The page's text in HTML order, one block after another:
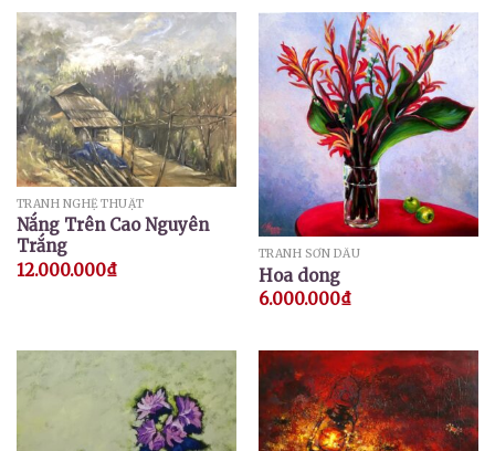
TRANH NGHỆ THUẬT
Nắng Trên Cao Nguyên
Trắng
12.000.000₫
TRANH SƠN DẦU
Hoa dong
6.000.000₫